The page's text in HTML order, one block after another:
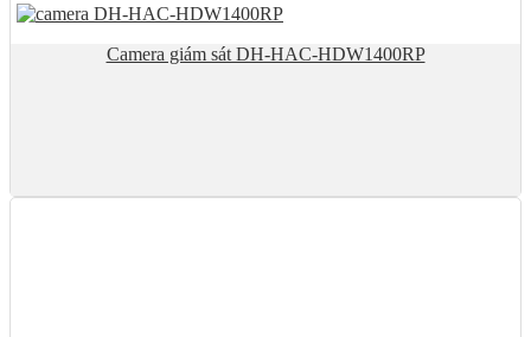
Camera giám sát DH-HAC-HDW1400RP